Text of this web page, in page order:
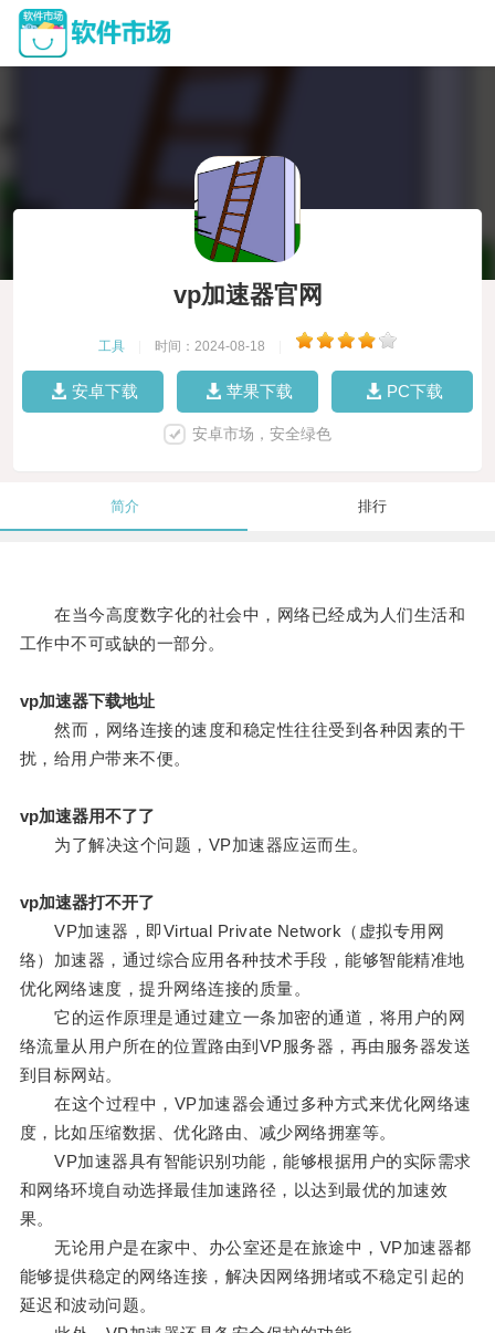
vp加速器官网
工具 时间：2024-08-18
安卓下载 苹果下载 PC下载
安卓市场，安全绿色
简介 排行
在当今高度数字化的社会中，网络已经成为人们生活和
工作中不可或缺的一部分。
vp加速器下载地址
然而，网络连接的速度和稳定性往往受到各种因素的干
扰，给用户带来不便。
vp加速器用不了了
为了解决这个问题，VP加速器应运而生。
vp加速器打不开了
VP加速器，即Virtual Private Network（虚拟专用网
络）加速器，通过综合应用各种技术手段，能够智能精准地
优化网络速度，提升网络连接的质量。
它的运作原理是通过建立一条加密的通道，将用户的网
络流量从用户所在的位置路由到VP服务器，再由服务器发送
到目标网站。
在这个过程中，VP加速器会通过多种方式来优化网络速
度，比如压缩数据、优化路由、减少网络拥塞等。
VP加速器具有智能识别功能，能够根据用户的实际需求
和网络环境自动选择最佳加速路径，以达到最优的加速效
果。
无论用户是在家中、办公室还是在旅途中，VP加速器都
能够提供稳定的网络连接，解决因网络拥堵或不稳定引起的
延迟和波动问题。